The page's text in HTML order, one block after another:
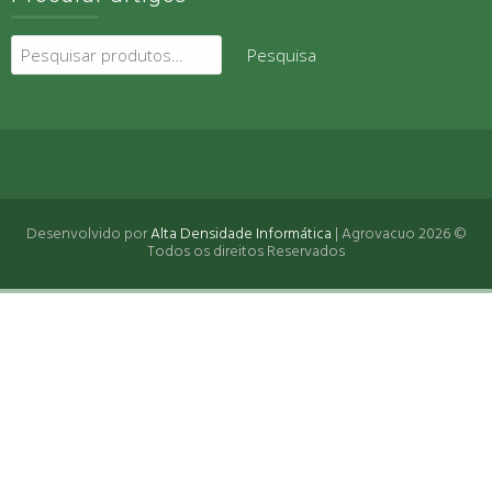
Pesquisar
por:
Pesquisa
Desenvolvido porAlta Densidade Informática | Agrovacuo 2026 ©
Todos os direitos Reservados